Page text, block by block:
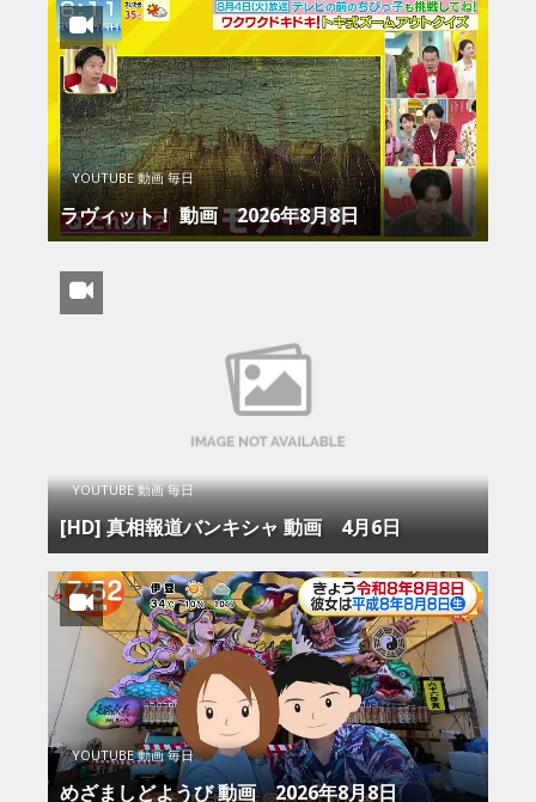
YOUTUBE 動画 毎日
ラヴィット！ 動画 2026年8月8日
YOUTUBE 動画 毎日
[HD] 真相報道バンキシャ 動画 4月6日
YOUTUBE 動画 毎日
めざましどようび 動画 2026年8月8日